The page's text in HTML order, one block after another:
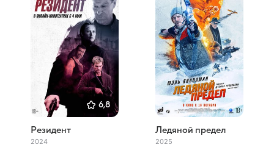
6,8
Резидент
2024
Ледяной предел
2025